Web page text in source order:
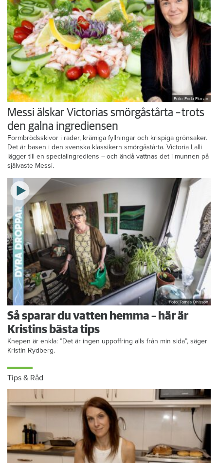
Foto: Frida Ekman
Messi älskar Victorias smörgåstårta – trots
den galna ingrediensen
Formbrödsskivor i rader, krämiga fyllningar och krispiga grönsaker.
Det är basen i den svenska klassikern smörgåstårta. Victoria Lalli
lägger till en specialingrediens – och ändå vattnas det i munnen på
självaste Messi.
Foto: Tomas Ohlsson
Så sparar du vatten hemma – här är
Kristins bästa tips
Knepen är enkla: ”Det är ingen uppoffring alls från min sida”, säger
Tips & Råd